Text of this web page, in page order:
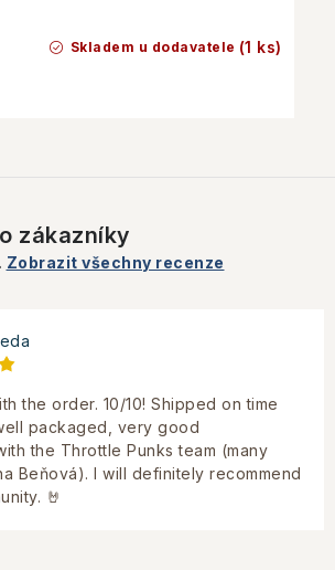
Skladem u dodavatele (1 ks)
zákazníky
Zobrazit všechny recenze
the order. 10/10! Shipped on time
packaged, very good
the Throttle Punks team (many
Beňová). I will definitely recommend
🤘